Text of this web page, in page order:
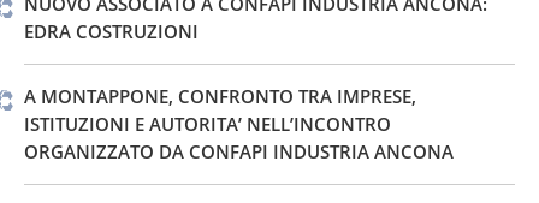
EDRA COSTRUZIONI
A MONTAPPONE, CONFRONTO TRA IMPRESE,
ISTITUZIONI E AUTORITA’ NELL’INCONTRO
ORGANIZZATO DA CONFAPI INDUSTRIA ANCONA